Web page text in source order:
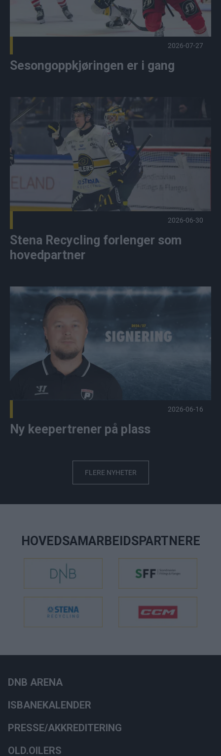
2026-07-27
Sesongoppkjøringen er i gang
Stena Recycling forlenger som hovedpartner Publisert
2026-06-30
Stena Recycling forlenger som
hovedpartner
Ny keepertrener på plass Publisert 2026-06-16
2026-06-16
Ny keepertrener på plass
FLERE NYHETER
HOVEDSAMARBEIDSPARTNERE
DNB ARENA
ISBANEKALENDER
PRESSE/AKKREDITERING
OLD.OILERS